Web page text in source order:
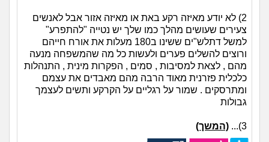
2) לא יודע מאיזה רקע באת או מאיזה אזור אבל לאנשים
צעירים שעושים מהלך כמו שלך יש נטייה "להתפרע"
למשל דתלש"ים ששינו ב180 מעלות את אורח חייהם
ורוצים להשלים פערים ולעשות כל מה שהמשפחה מנעה
מהם , לצאת למסיבות , סמים , הפקרות מינית , התנהלות
כלכלית פזרנית מאוד הרבה מהם מאבדים את עצמם
ומתרסקים . שמור על רגליים על הקרקע ותשים לעצמך
גבולות
3)...
(המשך)